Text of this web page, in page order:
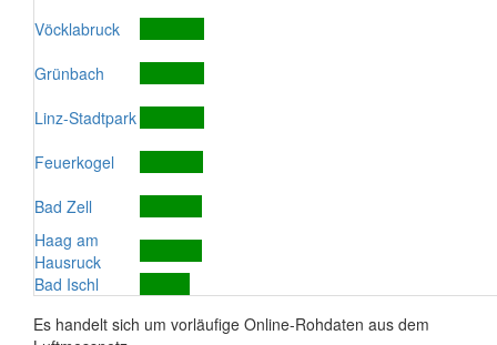
Vöcklabruck
Grünbach
Linz-Stadtpark
Feuerkogel
Bad Zell
Haag am
Hausruck
Bad Ischl
Es handelt sich um vorläufige Online-Rohdaten aus dem